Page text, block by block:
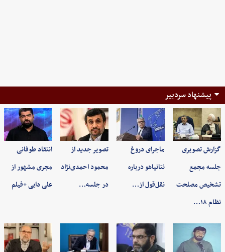
پیشنهاد سردبیر
گزارش تصویری
جلسه مجمع
تشخیص مصلحت
نظام ۱۸…
ماجرای دروغ
نتانیاهو درباره
نقل‌قول از…
تصویر جدید از
محمود احمدی‌نژاد
در جلسه…
انتقاد طوفانی
مجری مشهور از
علی دایی +فیلم